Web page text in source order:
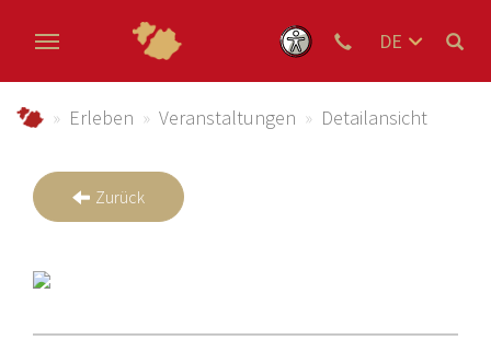
DE
schmallenberger-sauerland.de
Erleben Veranstaltungen Detailansicht
Zurück